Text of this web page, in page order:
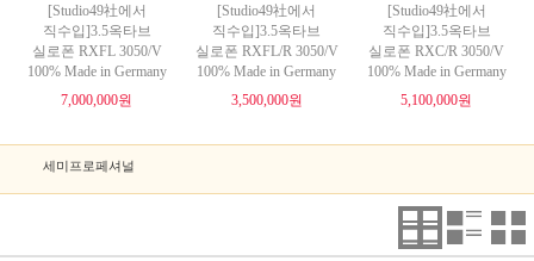
[Studio49社에서
직수입]3.5옥타브
실로폰 RXFL 3050/V
100% Made in Germany
7,000,000원
[Studio49社에서
직수입]3.5옥타브
실로폰 RXFL/R 3050/V
100% Made in Germany
3,500,000원
[Studio49社에서
직수입]3.5옥타브
실로폰 RXC/R 3050/V
100% Made in Germany
5,100,000원
세미프로페셔널